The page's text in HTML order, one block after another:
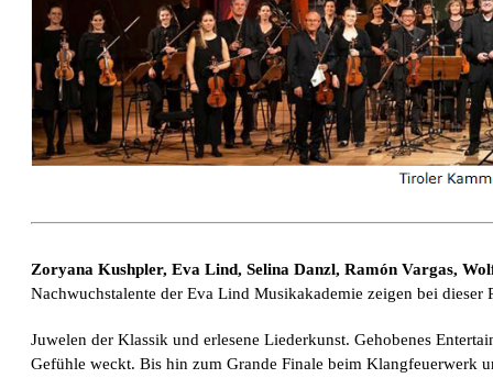
Zoryana Kushpler, Eva Lind, Selina Danzl, Ramón Vargas,
Nachwuchstalente der Eva Lind Musikakademie zeigen bei dieser
Juwelen der Klassik und erlesene Liederkunst. Gehobenes
Gefühle weckt. Bis hin zum Grande Finale beim Klangfeuerwerk